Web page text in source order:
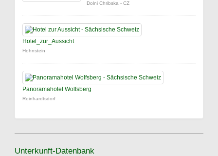
Dolni Chribska - CZ
Hotel_zur_Aussicht
Hohnstein
Panoramahotel Wolfsberg
Reinhardtsdorf
Unterkunft-Datenbank